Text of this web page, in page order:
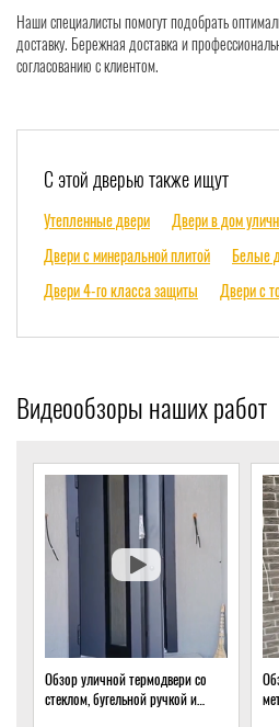
Наши специалисты помогут подобрать
доставку. Бережная доставка и
согласованию с клиентом.
С этой дверью также ищут
Утепленные двери
Двери в дом
Двери с минеральной плитой
Белые
Двери 4-го класса защиты
Двери с
Видеообзоры наших работ
Обзор термодвери со стеклом и
металлореечным оформлением